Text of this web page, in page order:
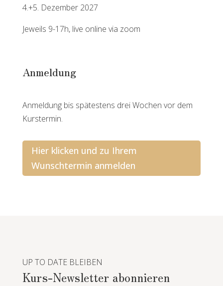
4.+5. Dezember 2027
Jeweils 9-17h, live online via zoom
Anmeldung
Anmeldung bis spätestens drei Wochen vor dem
Kurstermin.
Hier klicken und zu Ihrem
Wunschtermin anmelden
UP TO DATE BLEIBEN
Kurs-Newsletter abonnieren